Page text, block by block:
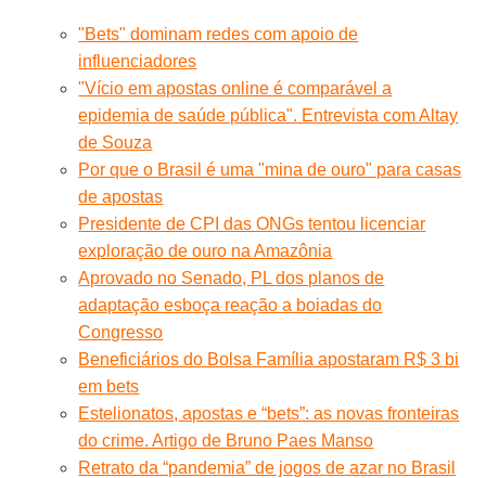
"Bets" dominam redes com apoio de
influenciadores
"Vício em apostas online é comparável a
epidemia de saúde pública". Entrevista com Altay
de Souza
Por que o Brasil é uma "mina de ouro" para casas
de apostas
Presidente de CPI das ONGs tentou licenciar
exploração de ouro na Amazônia
Aprovado no Senado, PL dos planos de
adaptação esboça reação a boiadas do
Congresso
Beneficiários do Bolsa Família apostaram R$ 3 bi
em bets
Estelionatos, apostas e “bets”: as novas fronteiras
do crime. Artigo de Bruno Paes Manso
Retrato da “pandemia” de jogos de azar no Brasil